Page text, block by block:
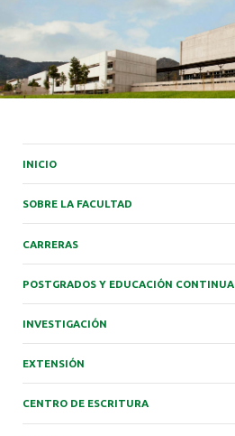
INICIO
SOBRE LA FACULTAD
CARRERAS
POSTGRADOS Y EDUCACIÓN CONTINUA
INVESTIGACIÓN
EXTENSIÓN
CENTRO DE ESCRITURA